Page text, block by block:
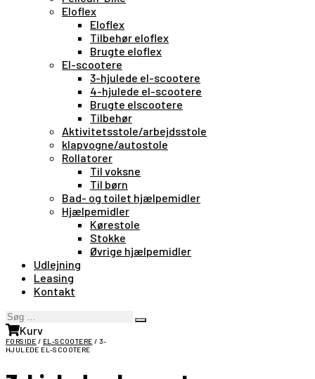
Eloflex
Eloflex
Tilbehør eloflex
Brugte eloflex
El-scootere
3-hjulede el-scootere
4-hjulede el-scootere
Brugte elscootere
Tilbehør
Aktivitetsstole/arbejdsstole
klapvogne/autostole
Rollatorer
Til voksne
Til børn
Bad- og toilet hjælpemidler
Hjælpemidler
Kørestole
Stokke
Øvrige hjælpemidler
Udlejning
Leasing
Kontakt
Søg
…
Search
Kurv
FORSIDE / EL-SCOOTERE / 3-
HJULEDE EL-SCOOTERE